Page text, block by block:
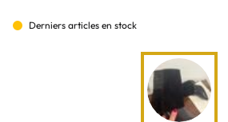
Derniers articles en stock